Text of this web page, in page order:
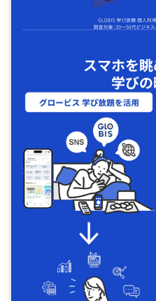
スマホを
学び